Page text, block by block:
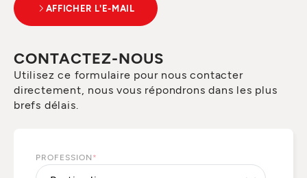
AFFICHER L'E-MAIL
CONTACTEZ-NOUS
Utilisez ce formulaire pour nous contacter
directement, nous vous répondrons dans les plus
brefs délais.
PROFESSION *